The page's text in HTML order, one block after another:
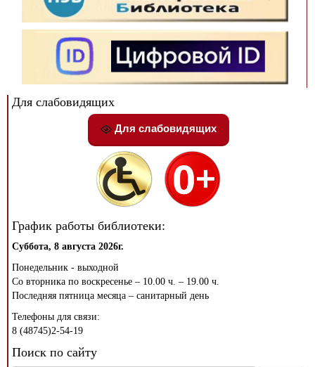
Для слабовидящих
Для слабовидящих
График работы библиотеки:
Суббота, 8 августа 2026г.
Понедельник - выходной
Со вторника по воскресенье – 10.00 ч. – 19.00 ч.
Последняя пятница месяца – санитарный день
Телефоны для связи:
8 (48745)2-54-19
Поиск по сайту